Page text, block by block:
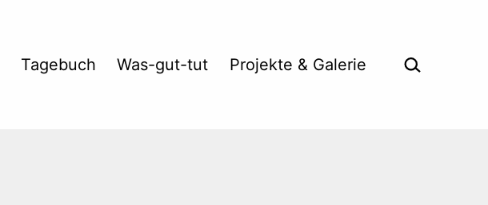
Tagebuch Was-gut-tut Projekte & Galerie Suche …